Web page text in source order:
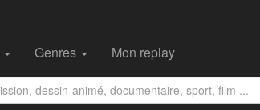
Genres Mon replay